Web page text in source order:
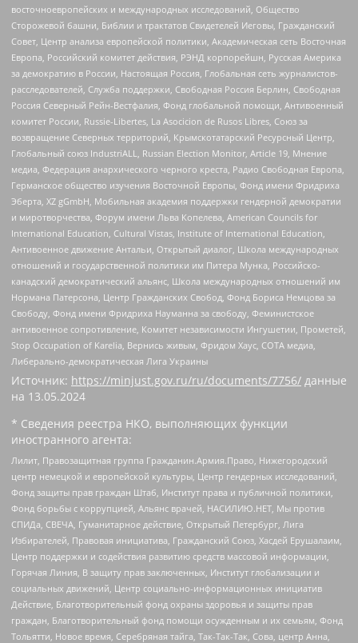
восточноевропейских и международных исследований, Общество
Сторожевой башни, Библии и трактатов Свидетелей Иеговы, Гражданский
Совет, Центр анализа европейской политики, Академическая сеть Восточная
Европа, Российский комитет действия, РЭНД корпорейшн, Русская Америка
за демократию в России, Настоящая Россия, Глобальная сеть журналистов-
расследователей, Служба поддержки, Свободная Россия Берлин, Свободная
Россия Северный Рейн-Вестфалия, Фонд глобальной помощи, Антивоенный
комитет России, Russie-Libertes, La Asocicion de Rusos Libres, Союз за
возвращение Северных территорий, Крымскотатарский Ресурсный Центр,
Глобальный союз IndustriALL, Russian Election Monitor, Article 19, Мнение
медиа, Федерация анархического черного креста, Радио Свободная Европа,
Германское общество изучения Восточной Европы, Фонд имени Фридриха
Эберта, XZ gGmbH, Мобильная академия поддержки гендерной демократии
и миротворчества, Форум имени Льва Копелева, American Councils for
International Education, Cultural Vistas, Institute of International Education,
Антивоенное движение Антальи, Открытый диалог, Школа международных
отношений и государственной политики им Питера Мунка, Российско-
канадский демократический альянс, Школа международных отношений им
Нормана Патерсона, Центр Гражданских Свобод, Фонд Бориса Немцова за
Свободу, Фонд имени Фридриха Науманна за свободу, Феминистское
антивоенное сопротивление, Комитет независимости Ингушетии, Прометей,
Stop Occupation of Karelia, Вернись живым, Фридом Хаус, СОТА медиа,
Либерально-демократическая Лига Украины
Источник: https://minjust.gov.ru/ru/documents/7756/ данные
на 13.05.2024
* Сведения реестра НКО, выполняющих функции
иностранного агента:
Лилит, Правозащитная группа Гражданин.Армия.Право, Нижегородский
центр немецкой и европейской культуры, Центр гендерных исследований,
Фонд защиты прав граждан Штаб, Институт права и публичной политики,
Фонд борьбы с коррупцией, Альянс врачей, НАСИЛИЮ.НЕТ, Мы против
СПИДа, СВЕЧА, Гуманитарное действие, Открытый Петербург, Лига
Избирателей, Правовая инициатива, Гражданский Союз, Хасдей Ерушалаим,
Центр поддержки и содействия развитию средств массовой информации,
Горячая Линия, В защиту прав заключенных, Институт глобализации и
социальных движений, Центр социально-информационных инициатив
Действие, Благотворительный фонд охраны здоровья и защиты прав
граждан, Благотворительный фонд помощи осужденным и их семьям, Фонд
Тольятти, Новое время, Серебряная тайга, Так-Так-Так, Сова, центр Анна,